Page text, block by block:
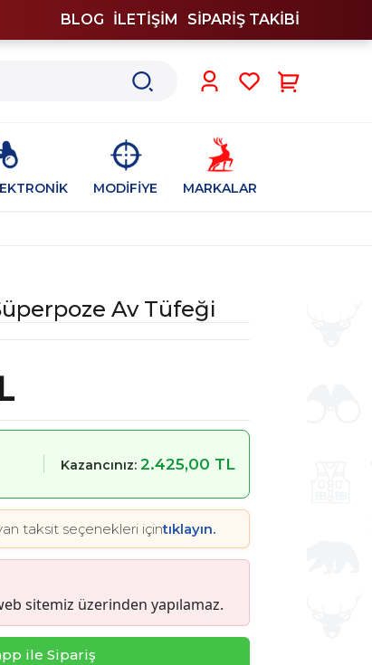
BLOG İLETİŞİM SİPARİŞ TAKİBİ
MODİFİYE MARKALAR
Av Tüfeği
Kazancınız: 2.425,00 TL
taksit seçenekleri içintıklayın.
sitemiz üzerinden yapılamaz.
ile Sipariş